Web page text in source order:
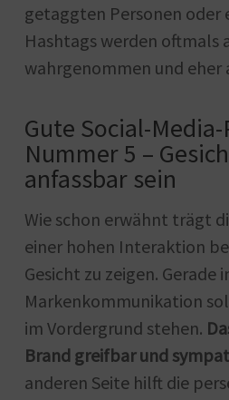
getaggten Personen oder
Hashtags werden oftmals
wahrgenommen und eher
Gute Social-
Nummer 5 –
anfassbar sein
Wie schon erwähnt trägt
einer hohen Interaktion
Gesicht zu zeigen. Gerade
Markenkommunikation
im Vordergrund stehen.
Brand greifbar und
anderen Seite hilft die